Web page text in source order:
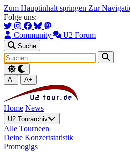
Zum Hauptinhalt springen Zur
Folge uns:
Community U2 Forum
Suche
A- A+
Home News
U2 Tourarchiv
Alle Tourneen
Deine Konzertstatistik
Promogigs